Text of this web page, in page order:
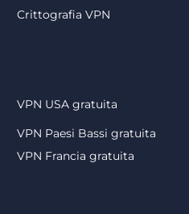
Crittografia VPN
VPN USA gratuita
VPN Paesi Bassi gratuita
VPN Francia gratuita